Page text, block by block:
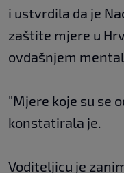
i ustvrdila da je
zaštite mjere u
ovdašnjem
"Mjere koje su se
konstatirala je.
Voditeljicu je